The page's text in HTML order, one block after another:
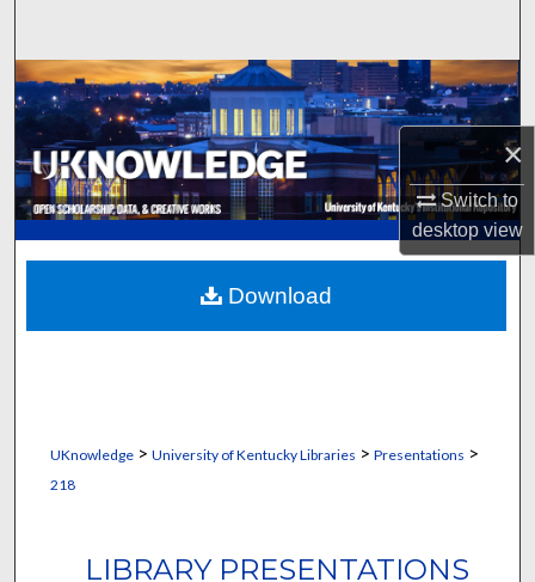
×
Switch to
desktopview
Browse Collections
My Account
About
Digital Commons Network™
UKnowledge> University of Kentucky Libraries > Presentations >
218
LIBRARY PRESENTATIONS
Download